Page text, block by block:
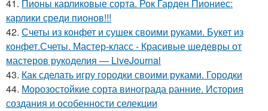
41. Пионы карликовые сорта. Рок Гарден Пиониес:
карлики среди пионов!!!
42. Счеты из конфет и сушек своими руками. Букет из
конфет.Счеты. Мастер-класс - Красивые шедевры от
мастеров рукоделия — LiveJournal
43. Как сделать игру городки своими руками. Городки
44. Морозостойкие сорта винограда ранние. История
создания и особенности селекции